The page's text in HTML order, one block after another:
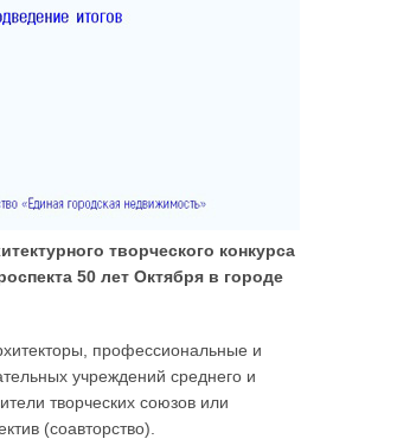
творческого конкурса
50 лет Октября в городе
профессиональные и
учреждений среднего и
творческих союзов или
(соавторство).